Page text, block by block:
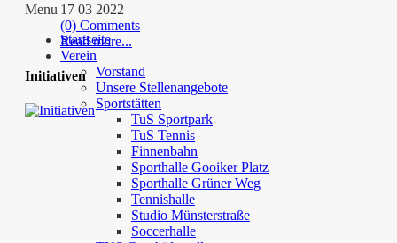
Menu
Startseite
Verein
Vorstand
Unsere Stellenangebote
Sportstätten
TuS Sportpark
TuS Tennis
Finnenbahn
Sporthalle Gooiker Platz
Sporthalle Grüner Weg
Tennishalle
Studio Münsterstraße
Soccerhalle
17 03 2022
(0) Comments
Read more...
Initiativen